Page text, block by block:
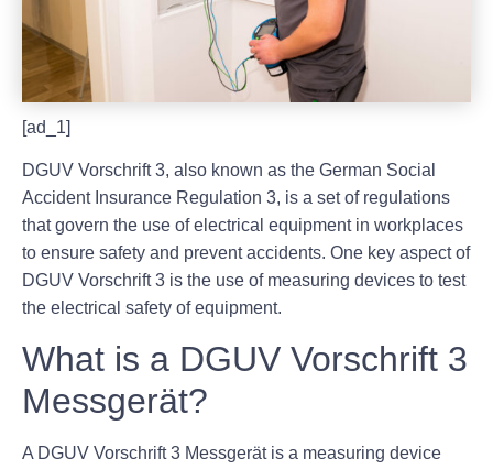
[ad_1]
DGUV Vorschrift 3, also known as the German Social
Accident Insurance Regulation 3, is a set of regulations
that govern the use of electrical equipment in workplaces
to ensure safety and prevent accidents. One key aspect of
DGUV Vorschrift 3 is the use of measuring devices to test
the electrical safety of equipment.
What is a DGUV Vorschrift 3
Messgerät?
A DGUV Vorschrift 3 Messgerät is a measuring device